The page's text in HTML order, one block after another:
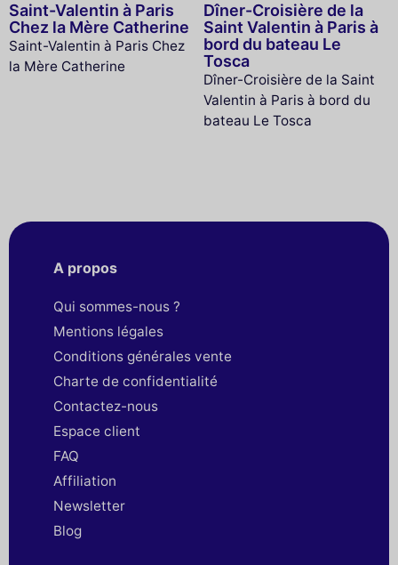
Saint-Valentin à Paris
Chez la Mère Catherine
Saint-Valentin à Paris Chez
la Mère Catherine
Dîner-Croisière de la
Saint Valentin à Paris à
bord du bateau Le
Tosca
Dîner-Croisière de la Saint
Valentin à Paris à bord du
bateau Le Tosca
A propos
Qui sommes-nous ?
Mentions légales
Conditions générales vente
Charte de confidentialité
Contactez-nous
Espace client
FAQ
Affiliation
Newsletter
Blog